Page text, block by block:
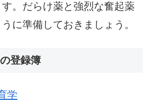
。だらけ薬と強烈な奮起薬
に準備しておきましょう。
登録簿
学